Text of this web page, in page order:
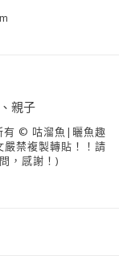
© 咕溜魚|曬魚趣
禁複製轉貼！！請
，感謝！)